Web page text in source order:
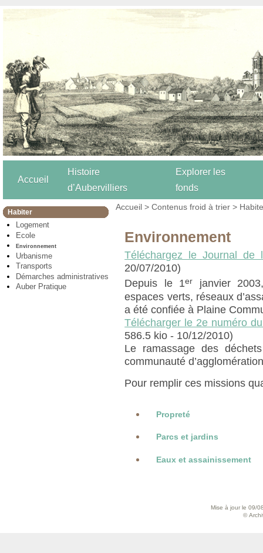
Accueil
Histoire
d’Aubervilliers
Explorer les
fonds
Habiter
Logement
Ecole
Environnement
Urbanisme
Transports
Démarches administratives
Auber Pratique
Accueil >Contenus froid à trier >
Environnement
Téléchargez le Journal de
20/07/2010)
Depuis le 1er
janvier
espaces verts, réseaux
a été confiée à Plaine
Télécharger le 2e numéro
586.5 kio - 10/12/2010)
Le ramassage des
communauté
Pour remplir ces missions
Propreté
Parcs et jardins
Eaux et assainissement
Mise à jour le 09/
©